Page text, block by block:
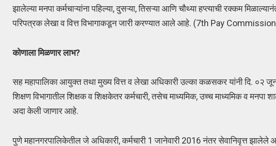
झालेल्या मनपा कर्मचाऱ्यांना पहिल्या, दुसऱ्या, तिसऱ्या आणि चौथ्या हप्त्याची रक्कम
परिपत्रक लेखा व वित्त विभागाकडून जारी करण्यात आले आहे. (7th Pay
कोणाला मिळणार लाभ?
सह महापालिका आयुक्त तथा मुख्य वित्त व लेखा अधिकारी उल्का कळसकर यांनी दि. ०२ जून
शिक्षण विभागातील शिक्षक व शिक्षकेतर कर्मचारी, तसेच माध्यमिक, उच्च माध्यमिक व मनपा
अदा केली जाणार आहे.
पुणे महानगरपालिकेतील जे अधिकारी, कर्मचारी 1 जानेवारी 2016 नंतर सेवानिवृत्त झालेले